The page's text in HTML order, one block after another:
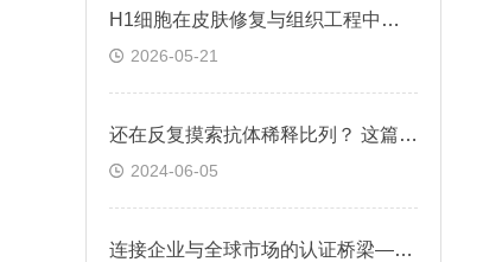
H1细胞在皮肤修复与组织工程中的应用前景
2026-05-21
还在反复摸索抗体稀释比列？ 这篇IHC秘籍快来收好！
2024-06-05
连接企业与全球市场的认证桥梁——ATCC细胞